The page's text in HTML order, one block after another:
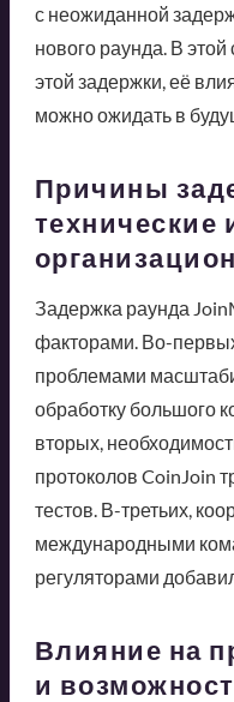
с неожиданной
нового раунда. В
этой задержки, её
можно ожидать в
Причины
технические
Задержка раунда
факторами. Во-
проблемами
обработку большого
вторых,
протоколов CoinJoin
тестов. В-третьих,
международными
регуляторами
Влияние на
и